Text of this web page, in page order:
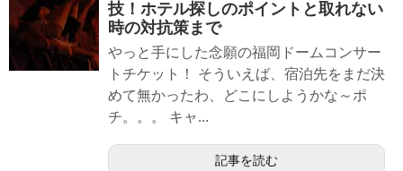
技！ホテル探しのポイントと取れない
時の対抗策まで
やっと手にした念願の福岡ドームコンサー
トチケット！ そういえば、宿泊先をまだ決
めて無かったわ、どこにしようかな～ポ
チ。。。 キャ...
記事を読む